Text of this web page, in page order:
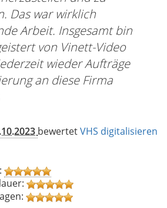
Das war wirklich
Arbeit. Insgesamt bin
von Vinett-Video
wieder Aufträge
an diese Firma
bewertetVHS digitalisieren